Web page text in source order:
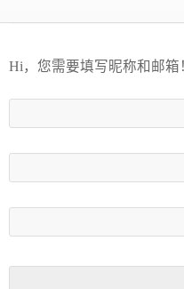
Hi，您需要填写昵称和邮箱